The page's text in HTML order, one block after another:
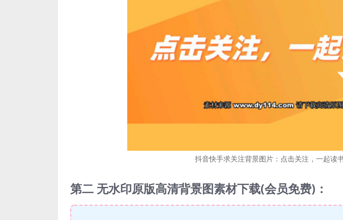
抖音快手求关注背景图片：点击关注，一起读
第二 无水印原版高清背景图素材下载(会员免费)：